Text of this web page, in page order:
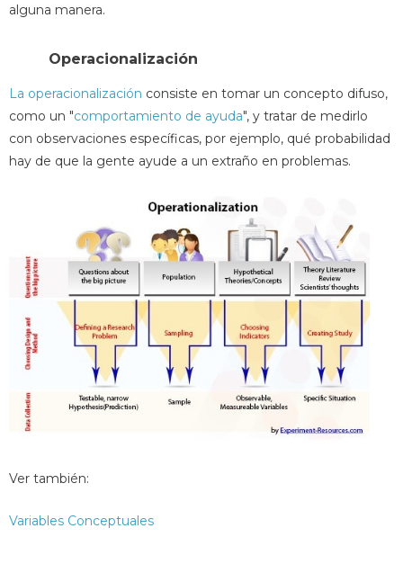
alguna manera.
Operacionalización
La operacionalización consiste en tomar un concepto difuso,
como un "comportamiento de ayuda", y tratar de medirlo
con observaciones específicas, por ejemplo, qué probabilidad
hay de que la gente ayude a un extraño en problemas.
Ver también:
Variables Conceptuales